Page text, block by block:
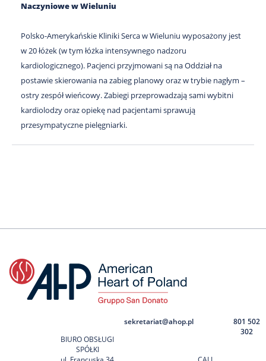
Naczyniowe w Wieluniu
Polsko-Amerykańskie Kliniki Serca w Wieluniu wyposażony jest
w 20 łóżek (w tym łóżka intensywnego nadzoru
kardiologicznego). Pacjenci przyjmowani są na Oddział na
postawie skierowania na zabieg planowy oraz w trybie nagłym –
ostry zespół wieńcowy. Zabiegi przeprowadzają sami wybitni
kardiolodzy oraz opiekę nad pacjentami sprawują
przesympatyczne pielęgniarki.
BIURO OBSŁUGI
SPÓŁKI
sekretariat@ahop.pl
801 502
302